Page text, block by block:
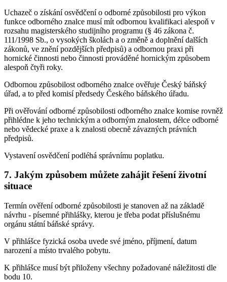
Uchazeč o získání osvědčení o odborné způsobilosti pro výkon
funkce odborného znalce musí mít odbornou kvalifikaci alespoň v
rozsahu magisterského studijního programu (§ 46 zákona č.
111/1998 Sb., o vysokých školách a o změně a doplnění dalších
zákonů, ve znění pozdějších předpisů) a odbornou praxi při
hornické činnosti nebo činnosti prováděné hornickým způsobem
alespoň čtyři roky.
Odbornou způsobilost odborného znalce ověřuje Český báňský
úřad, a to před komisí předsedy Českého báňského úřadu.
Při ověřování odborné způsobilosti odborného znalce komise rovněž
přihlédne k jeho technickým a odborným znalostem, délce odborné
nebo vědecké praxe a k znalosti obecně závazných právních
předpisů.
Vystavení osvědčení podléhá správnímu poplatku.
7. Jakým způsobem můžete zahájit řešení životní
situace
Termín ověření odborné způsobilosti je stanoven až na základě
návrhu - písemné přihlášky, kterou je třeba podat příslušnému
orgánu státní báňské správy.
V přihlášce fyzická osoba uvede své jméno, příjmení, datum
narození a místo trvalého pobytu.
K přihlášce musí být přiloženy všechny požadované náležitosti dle
bodu 10.